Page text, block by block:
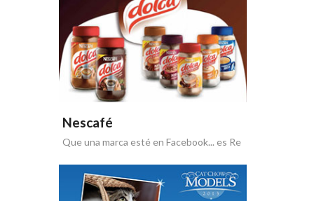
Nescafé
Que una marca esté en Facebook... es Re